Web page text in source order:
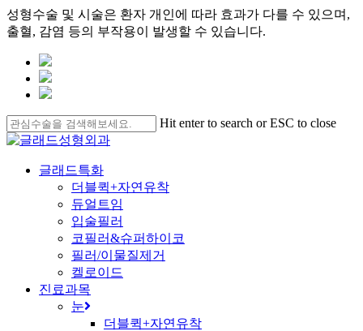
성형수술 및 시술은 환자 개인에 따라 효과가 다를 수 있으며,
출혈, 감염 등의 부작용이 발생할 수 있습니다.
main
content
Hit enter to search or ESC to close
Close
search
Menu
글래드특화
더블퀵+자연유착
듀얼트임
입술필러
코필러&슈퍼하이코
필러/이물질제거
켈로이드
진료과목
눈
더블퀵+자연유착